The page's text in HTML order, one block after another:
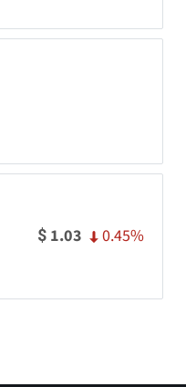
$ 1.03 0.45%